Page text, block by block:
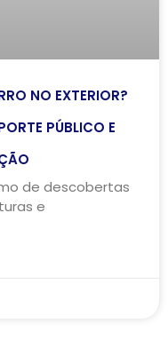
NO EXTERIOR?
PÚBLICO E
de descobertas
e